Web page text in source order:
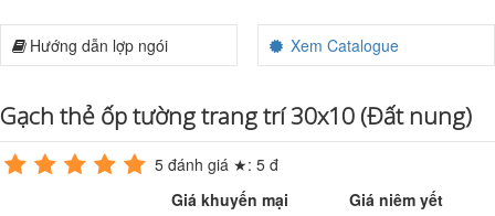
Hướng dẫn lợp ngói Xem Catalogue
Gạch thẻ ốp tường trang trí 30x10 (Đất nung)
5 đánh giá ★: 5 đ
Giá khuyến mại
Giá niêm yết